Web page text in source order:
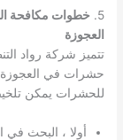
5.
خطوات مكافحة
العجوزة
تتميز شركة رواد
حشرات في العجوزة
للحشرات يمكن
أولا ، البحث في